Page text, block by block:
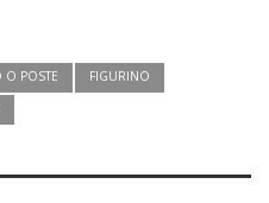
O POSTE
FIGURINO